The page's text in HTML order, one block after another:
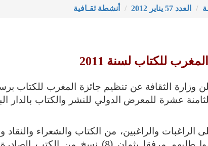
العدد 57 يناير 2012 أنشطة ثقـافية
للكتاب لسنة 2011
وزارة الثقافة عن تنظيم جائزة المغرب للكتاب برسم سنة 2011،
الراغبات والراغبين، من الكتاب والشعراء والنقاد